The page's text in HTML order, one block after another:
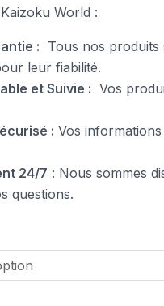
World :
: Tous nos produits
leur fiabilité.
et Suivie : Vos
: Vos
24/7 : Nous sommes
questions.